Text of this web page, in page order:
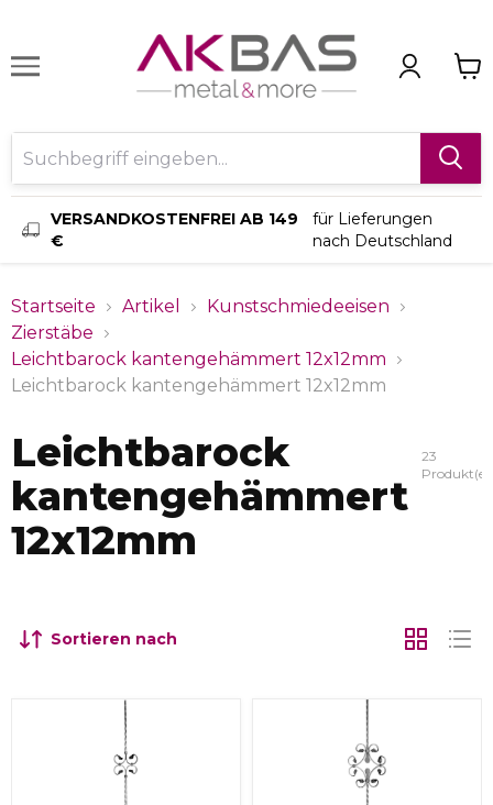
VERSANDKOSTENFREI AB 149
€
für Lieferungen
nach Deutschland
Startseite Artikel
Kunstschmiedeeisen
Zierstäbe
Leichtbarock kantengehämmert 12x12mm
Leichtbarock kantengehämmert 12x12mm
Leichtbarock
kantengehämmert
12x12mm
23
Produkt(e)
Sortieren nach